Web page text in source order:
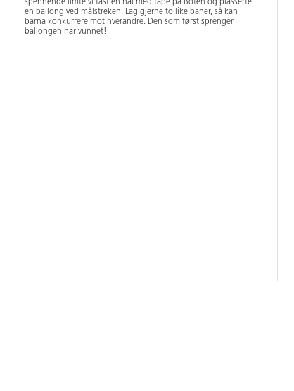
spennende limte vi fast en nål med tape på Boten og plasserte
en ballong ved målstreken. Lag gjerne to like baner, så kan
barna konkurrere mot hverandre. Den som først sprenger
ballongen har vunnet!